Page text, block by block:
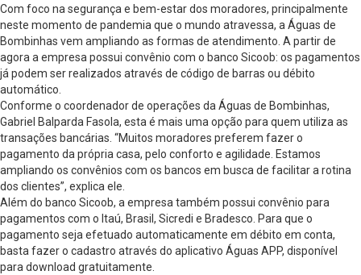
Com foco na segurança e bem-estar dos moradores, principalmente
neste momento de pandemia que o mundo atravessa, a Águas de
Bombinhas vem ampliando as formas de atendimento. A partir de
agora a empresa possui convênio com o banco Sicoob: os pagamentos
já podem ser realizados através de código de barras ou débito
automático.
Conforme o coordenador de operações da Águas de Bombinhas,
Gabriel Balparda Fasola, esta é mais uma opção para quem utiliza as
transações bancárias. “Muitos moradores preferem fazer o
pagamento da própria casa, pelo conforto e agilidade. Estamos
ampliando os convênios com os bancos em busca de facilitar a rotina
dos clientes”, explica ele.
Além do banco Sicoob, a empresa também possui convênio para
pagamentos com o Itaú, Brasil, Sicredi e Bradesco. Para que o
pagamento seja efetuado automaticamente em débito em conta,
basta fazer o cadastro através do aplicativo Águas APP, disponível
para download gratuitamente.